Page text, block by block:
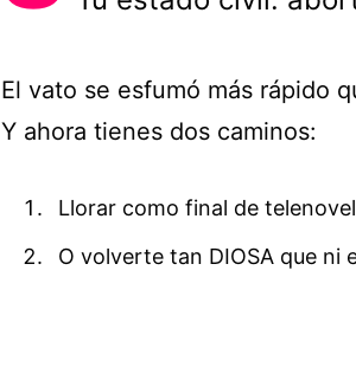
El vato se esfumó más rápido
Y ahora tienes dos caminos:
Llorar como final de
O volverte tan DIOSA que ni